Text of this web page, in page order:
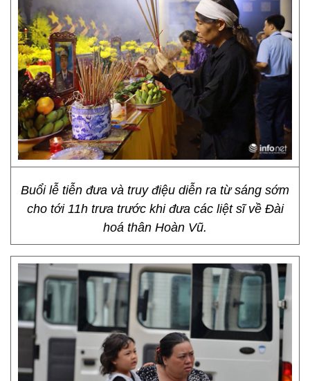
Buổi lễ tiễn đưa và truy điệu diễn ra từ sáng sớm
cho tới 11h trưa trước khi đưa các liệt sĩ về Đài
hoá thân Hoàn Vũ.